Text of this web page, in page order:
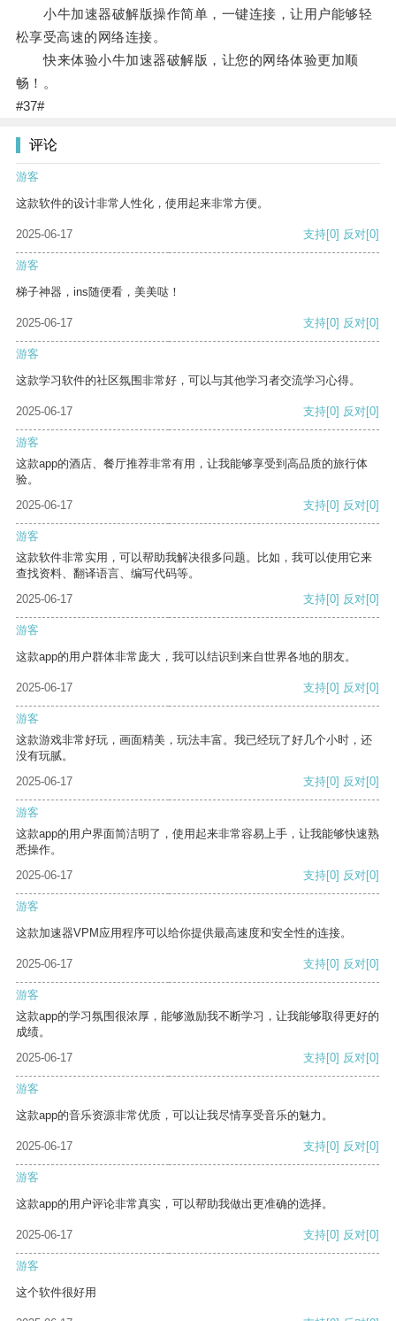
小牛加速器破解版操作简单，一键连接，让用户能够轻
松享受高速的网络连接。
快来体验小牛加速器破解版，让您的网络体验更加顺
畅！。
#37#
评论
游客
这款软件的设计非常人性化，使用起来非常方便。
2025-06-17 支持[0] 反对[0]
游客
梯子神器，ins随便看，美美哒！
2025-06-17 支持[0] 反对[0]
游客
这款学习软件的社区氛围非常好，可以与其他学习者交流学习心得。
2025-06-17 支持[0] 反对[0]
游客
这款app的酒店、餐厅推荐非常有用，让我能够享受到高品质的旅行体
验。
2025-06-17
支持[0] 反对[0]
游客
这款软件非常实用，可以帮助我解决很多问题。比如，我可以使用它来
查找资料、翻译语言、编写代码等。
2025-06-17
支持[0] 反对[0]
游客
这款app的用户群体非常庞大，我可以结识到来自世界各地的朋友。
2025-06-17 支持[0] 反对[0]
游客
这款游戏非常好玩，画面精美，玩法丰富。我已经玩了好几个小时，还
没有玩腻。
2025-06-17
支持[0] 反对[0]
游客
这款app的用户界面简洁明了，使用起来非常容易上手，让我能够快速熟
悉操作。
2025-06-17
支持[0] 反对[0]
游客
这款加速器VPM应用程序可以给你提供最高速度和安全性的连接。
2025-06-17 支持[0] 反对[0]
游客
这款app的学习氛围很浓厚，能够激励我不断学习，让我能够取得更好的
成绩。
2025-06-17
支持[0] 反对[0]
游客
这款app的音乐资源非常优质，可以让我尽情享受音乐的魅力。
2025-06-17 支持[0] 反对[0]
游客
这款app的用户评论非常真实，可以帮助我做出更准确的选择。
2025-06-17 支持[0] 反对[0]
游客
这个软件很好用